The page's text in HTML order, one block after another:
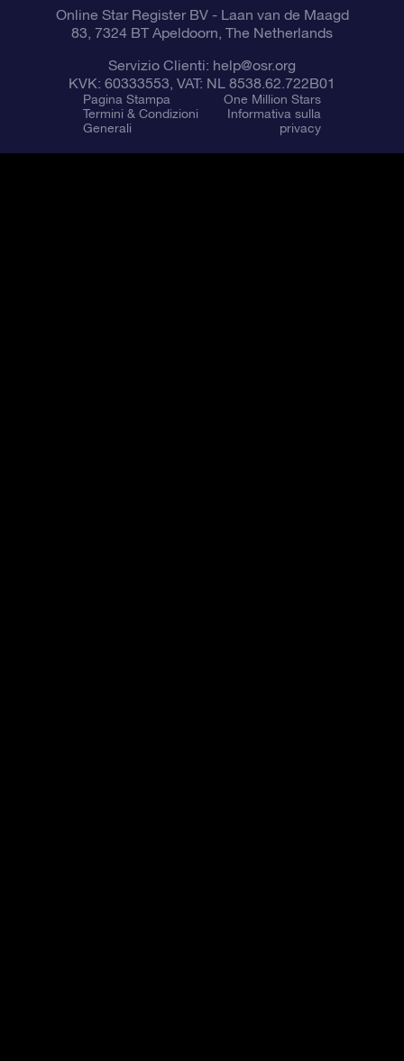
Online Star Register BV- Laan van de Maagd
83, 7324 BT Apeldoorn, The Netherlands
Servizio Clienti: help@osr.org
KVK: 60333553, VAT: NL 8538.62.722B01
Pagina Stampa
One Million Stars
Termini & Condizioni
Generali
Informativa sulla
privacy